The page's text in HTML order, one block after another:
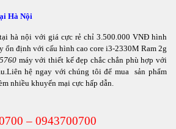
Hà Nội
tại hà nội với giá cực rẻ chỉ 3.500.000 VNĐ hình
ổn định với cấu hình cao core i3-2330M Ram 2g
máy với thiết kế đẹp chắc chắn phù hợp với
hệ ngay với chúng tôi để mua sản phẩm
nhiều khuyến mại cực hấp dẫn.
– 0943700700